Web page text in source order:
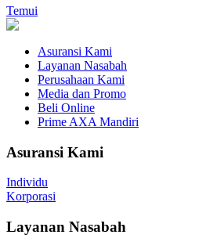
Temui
Asuransi Kami
Layanan Nasabah
Perusahaan Kami
Media dan Promo
Beli Online
Prime AXA Mandiri
Asuransi Kami
Individu
Korporasi
Layanan Nasabah